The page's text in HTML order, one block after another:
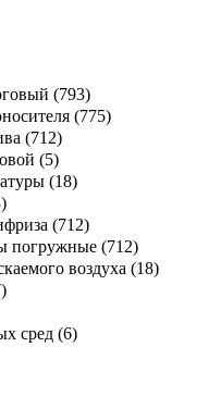
(793)
(775)
(712)
(5)
(18)
(712)
погружные (712)
воздуха (18)
сред (6)